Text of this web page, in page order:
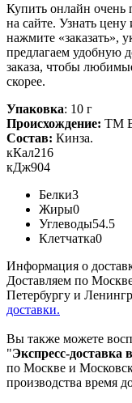
Купить онлайн очень
на сайте. Узнать
нажмите «заказать»,
предлагаем удобную
заказа, чтобы
скорее.
Упаковка: 10 г
Происхождение: ТМ
Состав: Кинза.
кКал216
кДж904
Белки3
Жиры0
Углеводы54.5
Клетчатка0
Информация о
Доставляем по
Петербургу и
доставки.
Вы также можете
"Экспресс-доставка
по Москве и
производства время